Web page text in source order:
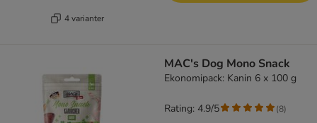
4 varianter
MAC's Dog Mono Snack
Ekonomipack: Kanin 6 x 100 g
Rating: 4.9/5 (8)